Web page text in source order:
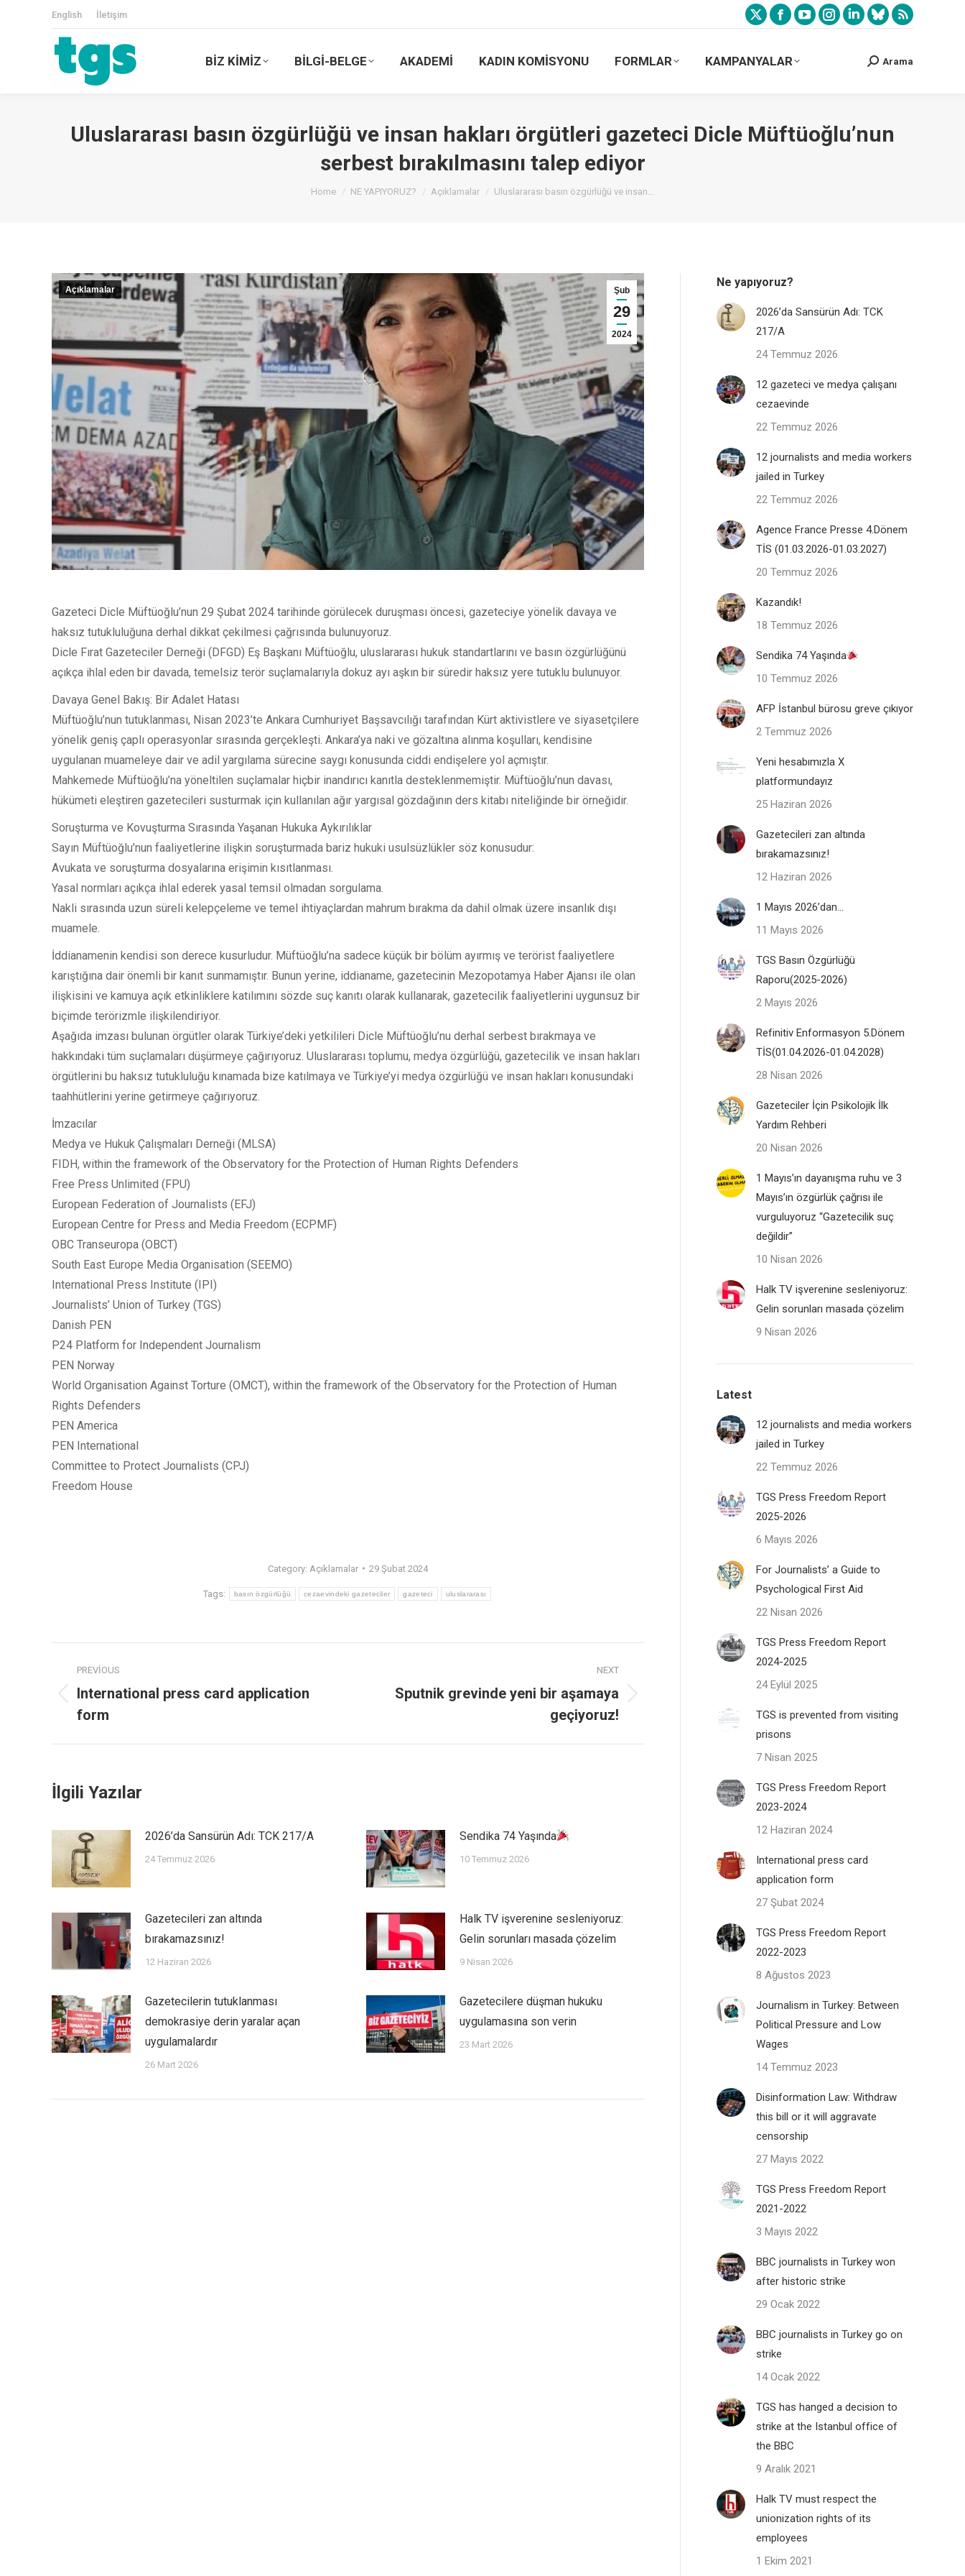
English İletişim
BİZ KİMİZ BİLGİ-BELGE AKADEMİ KADIN KOMİSYONU FORMLAR KAMPANYALAR Arama
Uluslararası basın özgürlüğü ve insan hakları örgütleri gazeteci Dicle Müftüoğlu’nun
serbest bırakılmasını talep ediyor
You are here:
Home NE YAPIYORUZ? Açıklamalar Uluslararası basın özgürlüğü ve insan…
Şub
29
2024
Açıklamalar
Gazeteci Dicle Müftüoğlu’nun 29 Şubat 2024 tarihinde görülecek duruşması öncesi, gazeteciye yönelik davaya ve
haksız tutukluluğuna derhal dikkat çekilmesi çağrısında bulunuyoruz.
Dicle Fırat Gazeteciler Derneği (DFGD) Eş Başkanı Müftüoğlu, uluslararası hukuk standartlarını ve basın özgürlüğünü
açıkça ihlal eden bir davada, temelsiz terör suçlamalarıyla dokuz ayı aşkın bir süredir haksız yere tutuklu bulunuyor.
Davaya Genel Bakış: Bir Adalet Hatası
Müftüoğlu’nun tutuklanması, Nisan 2023’te Ankara Cumhuriyet Başsavcılığı tarafından Kürt aktivistlere ve siyasetçilere
yönelik geniş çaplı operasyonlar sırasında gerçekleşti. Ankara’ya naki ve gözaltına alınma koşulları, kendisine
uygulanan muameleye dair ve adil yargılama sürecine saygı konusunda ciddi endişelere yol açmıştır.
Mahkemede Müftüoğlu’na yöneltilen suçlamalar hiçbir inandırıcı kanıtla desteklenmemiştir. Müftüoğlu’nun davası,
hükümeti eleştiren gazetecileri susturmak için kullanılan ağır yargısal gözdağının ders kitabı niteliğinde bir örneğidir.
Soruşturma ve Kovuşturma Sırasında Yaşanan Hukuka Aykırılıklar
Sayın Müftüoğlu’nun faaliyetlerine ilişkin soruşturmada bariz hukuki usulsüzlükler söz konusudur:
Avukata ve soruşturma dosyalarına erişimin kısıtlanması.
Yasal normları açıkça ihlal ederek yasal temsil olmadan sorgulama.
Nakli sırasında uzun süreli kelepçeleme ve temel ihtiyaçlardan mahrum bırakma da dahil olmak üzere insanlık dışı
muamele.
İddianamenin kendisi son derece kusurludur. Müftüoğlu’na sadece küçük bir bölüm ayırmış ve terörist faaliyetlere
karıştığına dair önemli bir kanıt sunmamıştır. Bunun yerine, iddianame, gazetecinin Mezopotamya Haber Ajansı ile olan
ilişkisini ve kamuya açık etkinliklere katılımını sözde suç kanıtı olarak kullanarak, gazetecilik faaliyetlerini uygunsuz bir
biçimde terörizmle ilişkilendiriyor.
Aşağıda imzası bulunan örgütler olarak Türkiye’deki yetkilileri Dicle Müftüoğlu’nu derhal serbest bırakmaya ve
hakkındaki tüm suçlamaları düşürmeye çağırıyoruz. Uluslararası toplumu, medya özgürlüğü, gazetecilik ve insan hakları
örgütlerini bu haksız tutukluluğu kınamada bize katılmaya ve Türkiye’yi medya özgürlüğü ve insan hakları konusundaki
taahhütlerini yerine getirmeye çağırıyoruz.
İmzacılar
Medya ve Hukuk Çalışmaları Derneği (MLSA)
FIDH, within the framework of the Observatory for the Protection of Human Rights Defenders
Free Press Unlimited (FPU)
European Federation of Journalists (EFJ)
European Centre for Press and Media Freedom (ECPMF)
OBC Transeuropa (OBCT)
South East Europe Media Organisation (SEEMO)
International Press Institute (IPI)
Journalists’ Union of Turkey (TGS)
Danish PEN
P24 Platform for Independent Journalism
PEN Norway
World Organisation Against Torture (OMCT), within the framework of the Observatory for the Protection of Human
Rights Defenders
PEN America
PEN International
Committee to Protect Journalists (CPJ)
Freedom House
Category: Açıklamalar 29 Şubat 2024
Tags: basın özgürlüğü cezaevindeki gazeteciler gazeteci uluslararası
PREVIOUS
International press card application
form
NEXT
Sputnik grevinde yeni bir aşamaya
geçiyoruz!
İlgili Yazılar
2026’da Sansürün Adı: TCK 217/A
24 Temmuz 2026
Sendika 74 Yaşında
10 Temmuz 2026
Gazetecileri zan altında
bırakamazsınız!
12 Haziran 2026
Halk TV işverenine sesleniyoruz:
Gelin sorunları masada çözelim
9 Nisan 2026
Gazetecilerin tutuklanması
demokrasiye derin yaralar açan
uygulamalardır
26 Mart 2026
Gazetecilere düşman hukuku
uygulamasına son verin
23 Mart 2026
Ne yapıyoruz?
2026’da Sansürün Adı: TCK
217/A
24 Temmuz 2026
12 gazeteci ve medya çalışanı
cezaevinde
22 Temmuz 2026
12 journalists and media workers
jailed in Turkey
22 Temmuz 2026
Agence France Presse 4.Dönem
TİS (01.03.2026-01.03.2027)
20 Temmuz 2026
Kazandık!
18 Temmuz 2026
Sendika 74 Yaşında
10 Temmuz 2026
AFP İstanbul bürosu greve çıkıyor
2 Temmuz 2026
Yeni hesabımızla X
platformundayız
25 Haziran 2026
Gazetecileri zan altında
bırakamazsınız!
12 Haziran 2026
1 Mayıs 2026’dan…
11 Mayıs 2026
TGS Basın Özgürlüğü
Raporu(2025-2026)
2 Mayıs 2026
Refinitiv Enformasyon 5.Dönem
TİS(01.04.2026-01.04.2028)
28 Nisan 2026
Gazeteciler İçin Psikolojik İlk
Yardım Rehberi
20 Nisan 2026
1 Mayıs’ın dayanışma ruhu ve 3
Mayıs’ın özgürlük çağrısı ile
vurguluyoruz “Gazetecilik suç
değildir”
10 Nisan 2026
Halk TV işverenine sesleniyoruz:
Gelin sorunları masada çözelim
9 Nisan 2026
Latest
12 journalists and media workers
jailed in Turkey
22 Temmuz 2026
TGS Press Freedom Report
2025-2026
6 Mayıs 2026
For Journalists’ a Guide to
Psychological First Aid
22 Nisan 2026
TGS Press Freedom Report
2024-2025
24 Eylül 2025
TGS is prevented from visiting
prisons
7 Nisan 2025
TGS Press Freedom Report
2023-2024
12 Haziran 2024
International press card
application form
27 Şubat 2024
TGS Press Freedom Report
2022-2023
8 Ağustos 2023
Journalism in Turkey: Between
Political Pressure and Low
Wages
14 Temmuz 2023
Disinformation Law: Withdraw
this bill or it will aggravate
censorship
27 Mayıs 2022
TGS Press Freedom Report
2021-2022
3 Mayıs 2022
BBC journalists in Turkey won
after historic strike
29 Ocak 2022
BBC journalists in Turkey go on
strike
14 Ocak 2022
TGS has hanged a decision to
strike at the Istanbul office of
the BBC
9 Aralık 2021
Halk TV must respect the
unionization rights of its
employees
1 Ekim 2021